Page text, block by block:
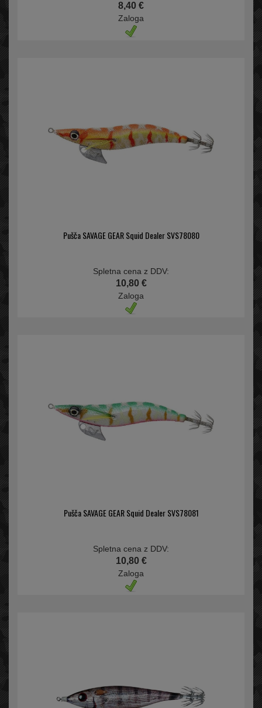
8,40 €
Zaloga
Pušča SAVAGE GEAR Squid Dealer SVS78080
Spletna cena z DDV:
10,80 €
Zaloga
Pušča SAVAGE GEAR Squid Dealer SVS78081
Spletna cena z DDV:
10,80 €
Zaloga